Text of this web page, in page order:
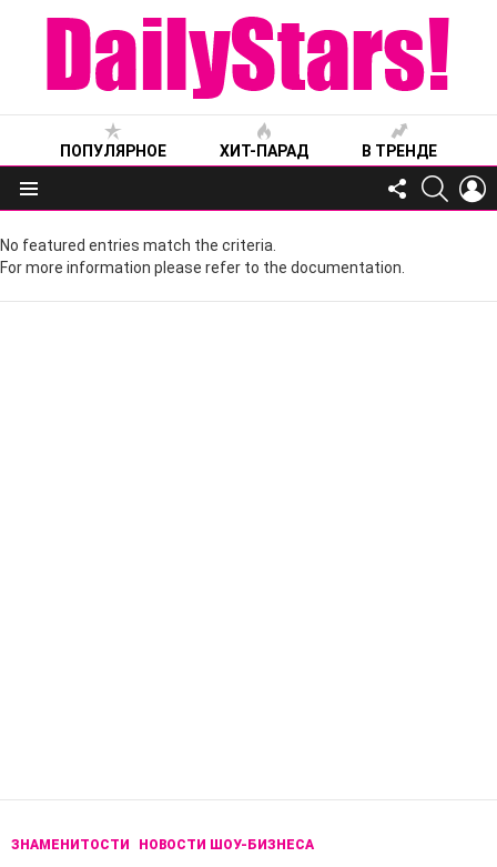
ПОПУЛЯРНОЕ ХИТ-ПАРАД В ТРЕНДЕ
Меню
FOLLOW
US
No featured entries match the criteria.
For more information please refer to the documentation.
ЗНАМЕНИТОСТИ НОВОСТИ ШОУ-БИЗНЕСА